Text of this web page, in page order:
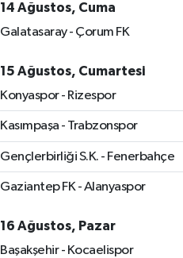
14 Ağustos, Cuma
Galatasaray - Çorum FK
15 Ağustos, Cumartesi
Konyaspor - Rizespor
Kasımpaşa - Trabzonspor
Gençlerbirliği S.K. - Fenerbahçe
Gaziantep FK - Alanyaspor
16 Ağustos, Pazar
Başakşehir - Kocaelispor